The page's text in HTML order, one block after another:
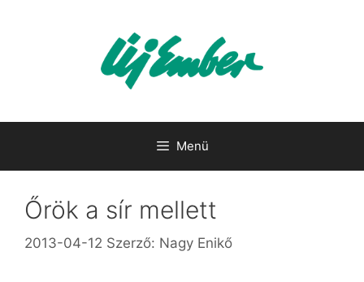
Menü
Őrök a sír mellett
2013-04-12 Szerző: Nagy Enikő